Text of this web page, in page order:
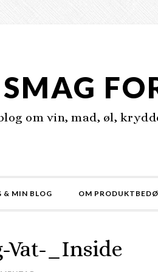
SMAG
om vin, mad, øl,
& MIN BLOG OM
Vat-_Inside